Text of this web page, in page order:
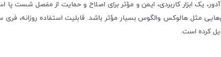
یک ابزار کاربردی، ایمن و مؤثر برای اصلاح و حمایت از مفصل
مثل هالوکس والگوس بسیار مؤثر باشد. قابلیت استفاده روزانه،
کرده است.